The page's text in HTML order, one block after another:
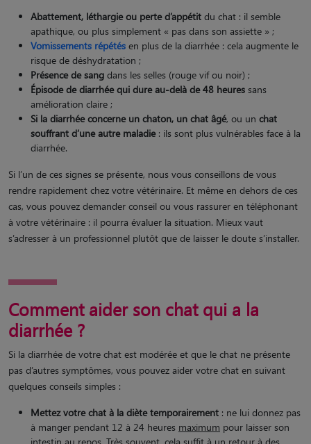
Abattement, léthargie ou perte d’appétit du chat : il semble
apathique, ou plus simplement « pas dans son assiette » ;
Vomissements répétés en plus de la diarrhée : cela augmente le
risque de déshydratation​ ;
Présence de sang dans les selles (rouge vif ou noir) ;
Épisode de diarrhée qui dure au-delà de 48 heures sans
amélioration​ claire ;
Si la diarrhée concerne un chaton, un chat âgé, ou un chat
souffrant d’une autre maladie: ils sont plus vulnérables face à la
diarrhée​.
Si l’un de ces signes se présente, nous vous conseillons de vous
rendre rapidement chez votre vétérinaire. Et même en dehors de ces
cas, vous pouvez demander conseil ou vous rassurer en téléphonant
à votre vétérinaire : il pourra évaluer la situation. Mieux vaut
s’adresser à un professionnel plutôt que de laisser le doute s’installer.
Comment aider son chat qui a la
diarrhée ?
Si la diarrhée de votre chat est modérée et que le chat ne présente
pas d’autres symptômes, vous pouvez aider votre chat en suivant
quelques conseils simples :
Mettez votre chat à la diète temporairement : ne lui donnez pas
à manger pendant 12 à 24 heures maximum pour laisser son
intestin au repos. Très souvent, ​cela suffit à un retour à des